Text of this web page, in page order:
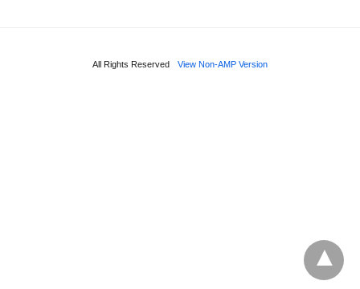
All Rights Reserved View Non-AMP Version